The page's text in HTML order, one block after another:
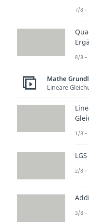
für
und
In
7/8 –
8/8 –
Mathe
Lineare
1/8 –
2/8 –
3/8 –